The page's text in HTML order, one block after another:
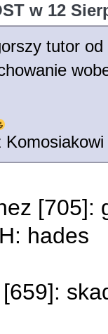
w 12
tutor
[705]:
hades